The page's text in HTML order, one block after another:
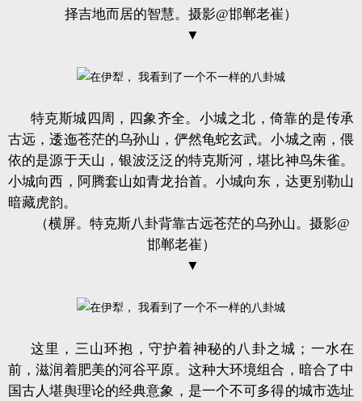
择吉地而居的智慧。摄影@邯郸老崔）
▼
特克斯城四周，四象齐全。小城之北，倚靠的是传承
古远，逶迤苍茫的乌孙山，俨然龟蛇玄武。小城之南，偎
依的是源于天山，银波泛泛的特克斯河，堪比神鸟朱雀。
小城向西，阿腾套山如青龙抬首。小城向东，达更别勒山
暗藏虎韵。
（横屏。特克斯八卦背靠古远苍茫的乌孙山。摄影@
邯郸老崔）
▼
这里，三山环抱，守护着神秘的八卦之城；一水在
前，滋润着肥美的河谷平原。这种大环境组合，暗合了中
国古人堪舆理论的经典意象，是一个不可多得的城市选址